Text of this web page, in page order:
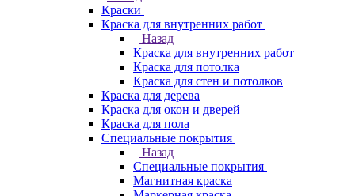
Краски
Краска для внутренних работ
Назад
Краска для внутренних работ
Краска для потолка
Краска для стен и потолков
Краска для дерева
Краска для окон и дверей
Краска для пола
Специальные покрытия
Назад
Специальные покрытия
Магнитная краска